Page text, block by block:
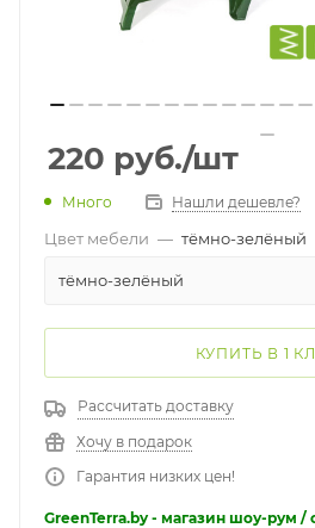
220 руб./шт
Много Нашли дешевле?
Цвет мебели — тёмно-зелёный
тёмно-зелёный
КУПИТЬ В 1
Рассчитать доставку
Хочу в подарок
Гарантия низких цен!
GreenTerra.by - магазин шоу-рум /